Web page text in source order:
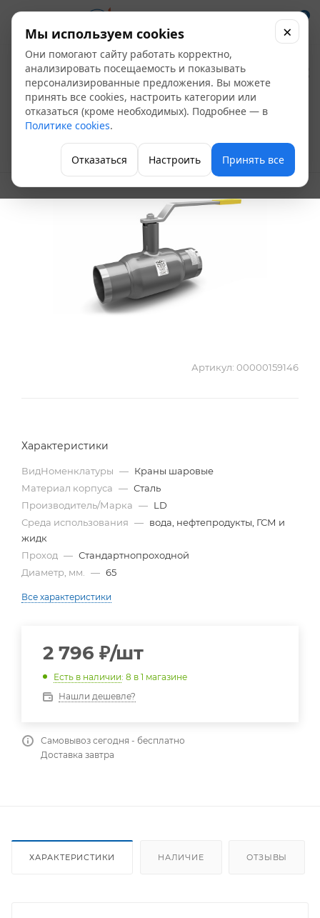
0
Кран шаровой под
сварку Ду 65 Ру 25
кшц LD, Россия
Кран шаровой цельносварной
Артикул: 00000159146
Характеристики
ВидНоменклатуры — Краны шаровые
Материал корпуса — Сталь
Производитель/Марка — LD
Среда использования — вода, нефтепродукты, ГСМ и
жидк
Проход — Стандартнопроходной
Диаметр, мм.
— 65
Все характеристики
2 796 ₽/шт
Есть в наличии: 8 в 1 магазине
Нашли дешевле?
Самовывоз сегодня - бесплатно
Доставка завтра
ХАРАКТЕРИСТИКИ НАЛИЧИЕ ОТЗЫВЫ
Мы используем cookies
Они помогают сайту работать корректно,
анализировать посещаемость и показывать
персонализированные предложения. Вы можете
принять все cookies, настроить категории или
отказаться (кроме необходимых). Подробнее — в
Политике cookies.
Отказаться Настроить Принять все
×